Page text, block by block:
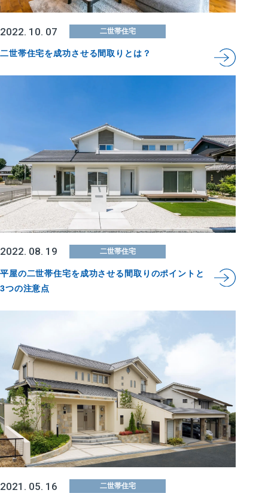
2022. 10. 07 二世帯住宅
二世帯住宅を成功させる間取りとは？
2022. 08. 19 二世帯住宅
平屋の二世帯住宅を成功させる間取りのポイントと
3つの注意点
2021. 05. 16 二世帯住宅